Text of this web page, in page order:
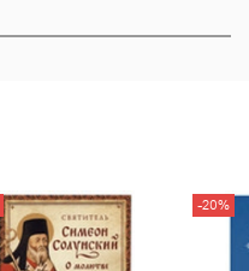
-20%